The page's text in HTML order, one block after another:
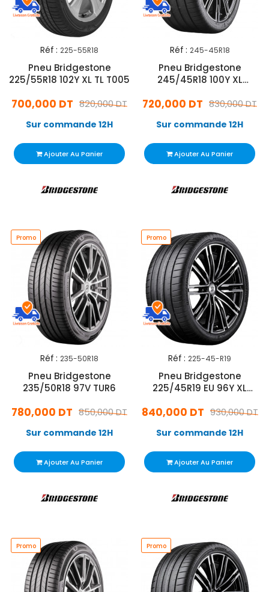
Réf : 225-55R18
Pneu Bridgestone
225/55R18 102Y XL TL T005
820,000 DT
700,000 DT
Sur commande 12H
Ajouter Au Panier
Réf : 245-45R18
Pneu Bridgestone
245/45R18 100Y XL
830,000 DT
720,000 DT
Sur commande 12H
Ajouter Au Panier
Promo
Réf : 235-50R18
Pneu Bridgestone
235/50R18 97V TUR6
850,000 DT
780,000 DT
Sur commande 12H
Ajouter Au Panier
Promo
Réf : 225-45-R19
Pneu Bridgestone
225/45R19 EU 96Y XL
930,000 DT
840,000 DT
Sur commande 12H
Ajouter Au Panier
Promo Promo